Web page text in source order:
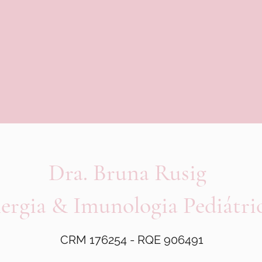
Dra. Bruna Rusig
& Imunologia
CRM 176254 - RQE 906491